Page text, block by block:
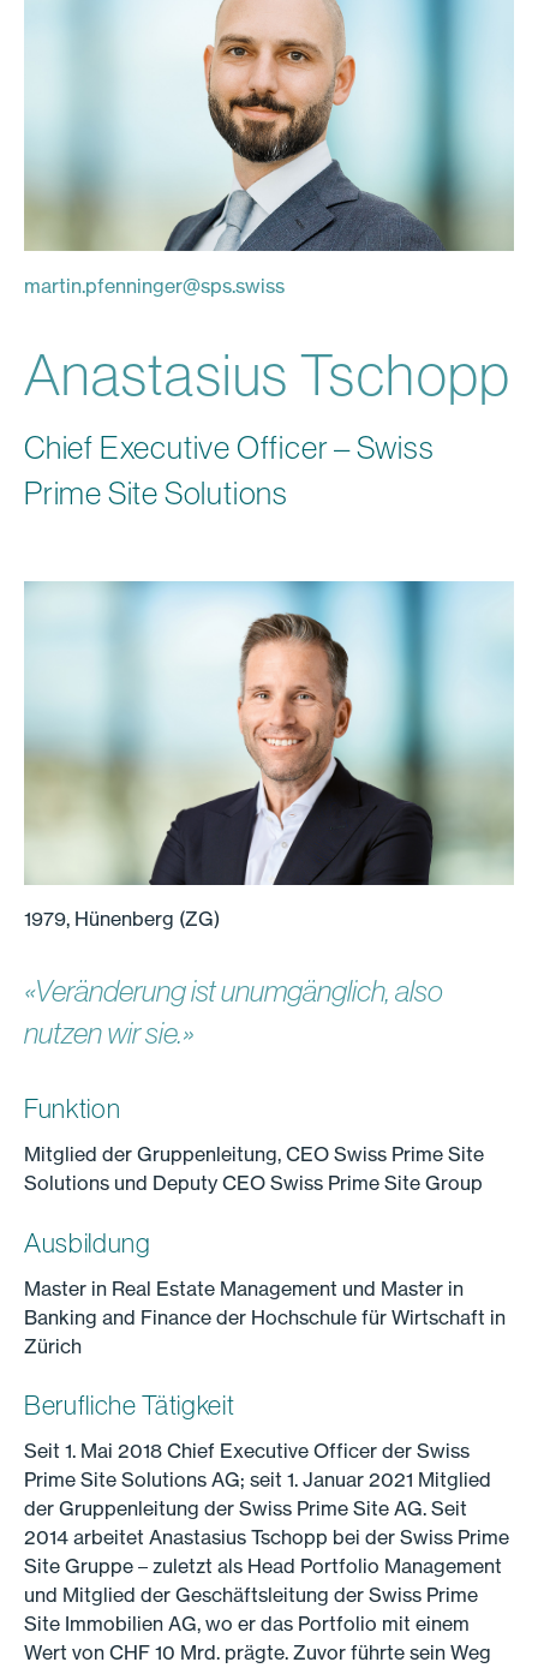
martin.pfenninger@sps.swiss
Anastasius Tschopp
Chief Executive Officer – Swiss
Prime Site Solutions
1979, Hünenberg (ZG)
«Veränderung ist unumgänglich, also
nutzen wir sie.»
Funktion
Mitglied der Gruppenleitung, CEO Swiss Prime Site
Solutions und Deputy CEO Swiss Prime Site Group
Ausbildung
Master in Real Estate Management und Master in
Banking and Finance der Hochschule für Wirtschaft in
Zürich
Berufliche Tätigkeit
Seit 1. Mai 2018 Chief Executive Officer der Swiss
Prime Site Solutions AG; seit 1. Januar 2021 Mitglied
der Gruppenleitung der Swiss Prime Site AG. Seit
2014 arbeitet Anastasius Tschopp bei der Swiss Prime
Site Gruppe – zuletzt als Head Portfolio Management
und Mitglied der Geschäftsleitung der Swiss Prime
Site Immobilien AG, wo er das Portfolio mit einem
Wert von CHF 10 Mrd. prägte. Zuvor führte sein Weg